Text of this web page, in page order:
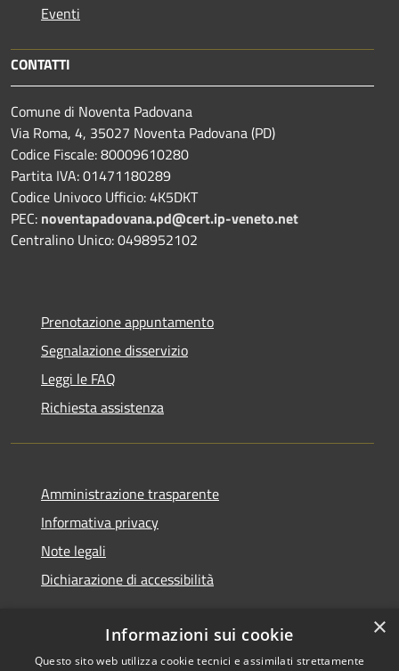
Eventi
CONTATTI
Comune di Noventa Padovana
Via Roma, 4, 35027 Noventa Padovana (PD)
Codice Fiscale: 80009610280
Partita IVA: 01471180289
Codice Univoco Ufficio: 4K5DKT
PEC: noventapadovana.pd@cert.ip-veneto.net
Centralino Unico: 0498952102
Prenotazione appuntamento
Segnalazione disservizio
Leggi le FAQ
Richiesta assistenza
Amministrazione trasparente
Informativa privacy
Note legali
Dichiarazione di accessibilità
×
Informazioni sui cookie
Questo sito web utilizza cookie tecnici e assimilati strettamente